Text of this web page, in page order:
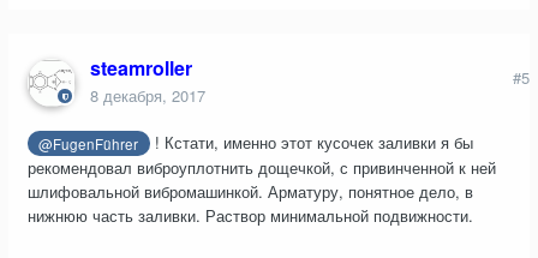
steamroller
8 декабря, 2017
#5
@FugenFührer
! Кстати, именно этот кусочек заливки я бы
рекомендовал виброуплотнить дощечкой, с привинченной к ней
шлифовальной вибромашинкой. Арматуру, понятное дело, в
нижнюю часть заливки. Раствор минимальной подвижности.